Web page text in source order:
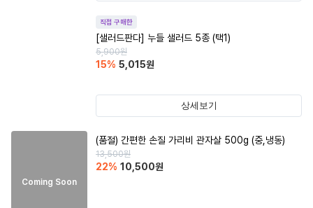
직접 구매한
[샐러드판다] 누들 샐러드 5종 (택1)
5,900원
15% 5,015원
상세보기
Coming Soon
(품절) 간편한 손질 가리비 관자살 500g (중,냉동)
13,500원
22% 10,500원